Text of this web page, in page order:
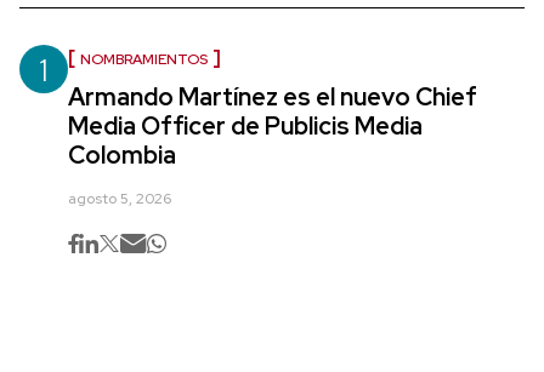
1 NOMBRAMIENTOS
Armando Martínez es el nuevo Chief
Media Officer de Publicis Media
Colombia
agosto 5, 2026